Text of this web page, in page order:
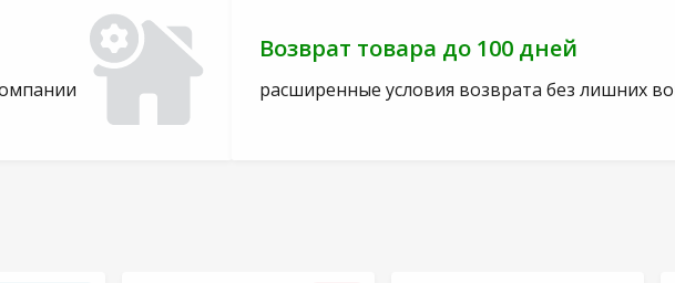
Возврат товара до 100 дней
расширенные условия возврата без лишних